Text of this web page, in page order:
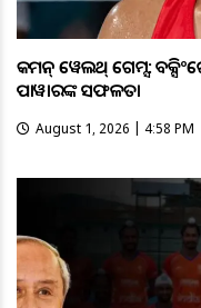
କମନ୍ ୱେଲଥ୍ ଗେମ୍ସ: ବକ୍ସିଂରେ
ପାୱାରଙ୍କ ସଫଳତା
August 1, 2026 | 4:58 PM